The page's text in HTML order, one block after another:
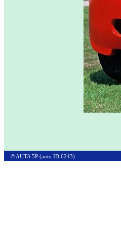
© AUTA 5P (auto ID 6243)